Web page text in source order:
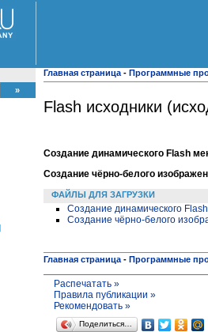
Главная страница - Программные
Flash исходники
Создание динамического Flash
Создание чёрно-белого
ФАЙЛЫ ДЛЯ ЗАГРУЗКИ
Создание динамического
Создание чёрно-белого
Главная страница - Программные
Распечатать »
Правила публикации »
Рекомендовать »
Поделиться…